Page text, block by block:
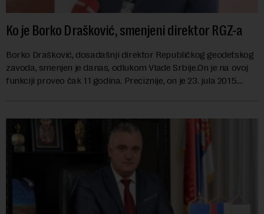
Ko je Borko Drašković, smenjeni direktor RGZ-a
Borko Drašković, dosadašnji direktor Republičkog geodetskog
zavoda, smenjen je danas, odlukom Vlade Srbije.On je na ovoj
funkciji proveo čak 11 godina. Preciznije, on je 23. jula 2015.